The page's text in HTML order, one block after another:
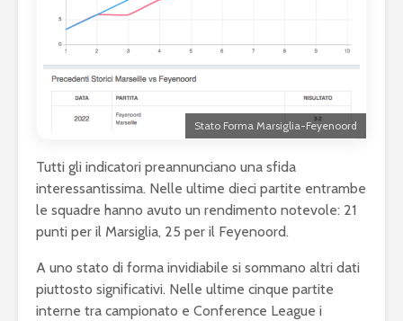
Stato Forma Marsiglia-Feyenoord
Tutti gli indicatori preannunciano una sfida
interessantissima. Nelle ultime dieci partite entrambe
le squadre hanno avuto un rendimento notevole: 21
punti per il Marsiglia, 25 per il Feyenoord.
A uno stato di forma invidiabile si sommano altri dati
piuttosto significativi. Nelle ultime cinque partite
interne tra campionato e Conference League i